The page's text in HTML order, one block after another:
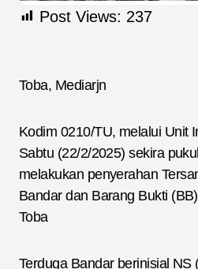
Post Views: 237
Toba, Mediarjn
Kodim 0210/TU, melalui Unit
Sabtu (22/2/2025) sekira
melakukan penyerahan
Bandar dan Barang Bukti
Toba
Terduga Bandar berinisial NS